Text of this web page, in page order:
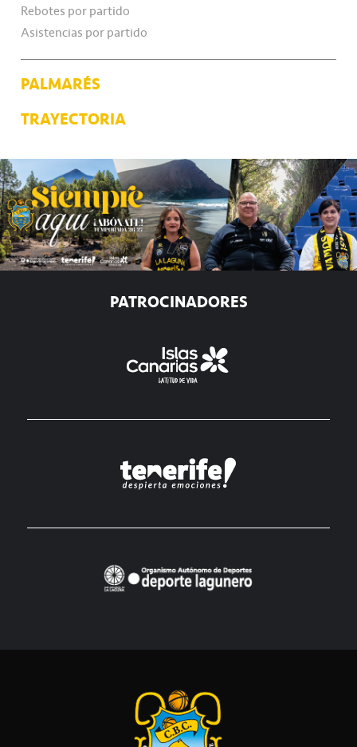
Rebotes por partido
Asistencias por partido
PALMARÉS
TRAYECTORIA
PATROCINADORES